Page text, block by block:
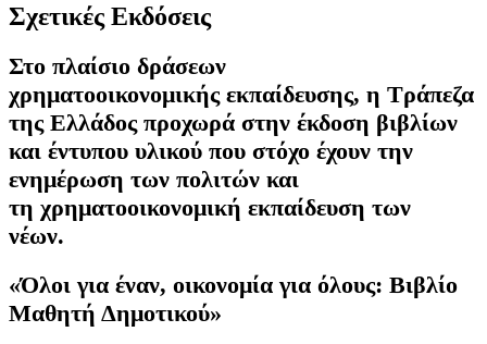
Σχετικές Εκδόσεις
Στο πλαίσιο δράσεων
χρηματοοικονομικής εκπαίδευσης, η Τράπεζα
της Ελλάδος προχωρά στην έκδοση βιβλίων
και έντυπου υλικού που στόχο έχουν την
ενημέρωση των πολιτών και
τη χρηματοοικονομική εκπαίδευση των
νέων.
«Όλοι για έναν, οικονομία για όλους: Βιβλίο
Μαθητή Δημοτικού»